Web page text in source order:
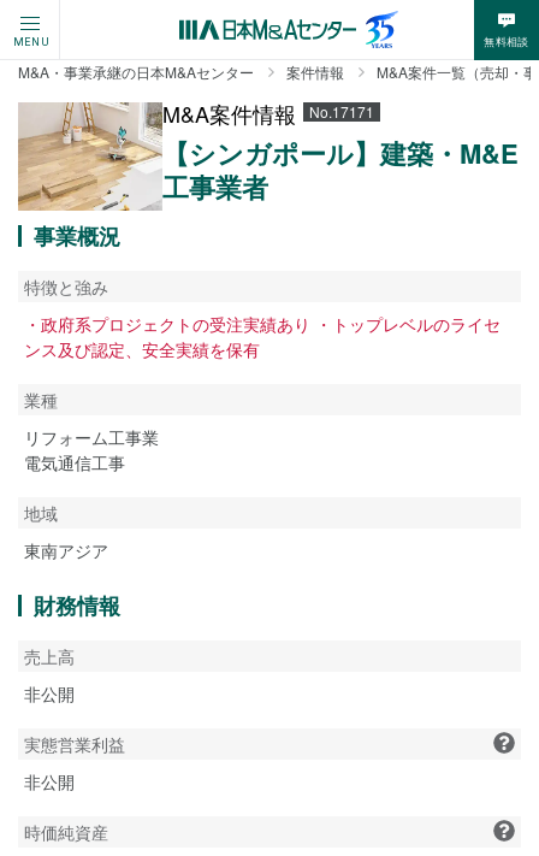
MENU 無料相談
M&A・事業承継の日本M&Aセンター 案件情報 M&A案件一覧（売却・
M&A案件情報 No.17171
【シンガポール】建築・M&E
工事業者
事業概況
特徴と強み
・政府系プロジェクトの受注実績あり ・トップレベルのライセ
ンス及び認定、安全実績を保有
業種
リフォーム工事業
電気通信工事
地域
東南アジア
財務情報
売上高
非公開
実態営業利益
非公開
時価純資産